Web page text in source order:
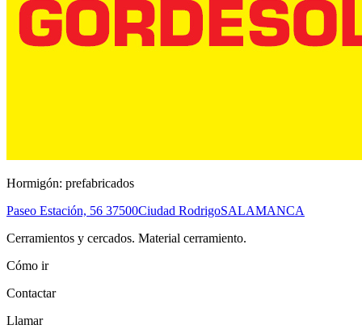
Hormigón: prefabricados
Paseo Estación, 56 37500Ciudad RodrigoSALAMANCA
Cerramientos y cercados. Material cerramiento.
Cómo ir
Contactar
Llamar